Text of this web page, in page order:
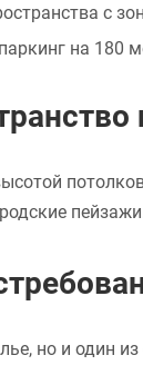
с
на 180
но и один